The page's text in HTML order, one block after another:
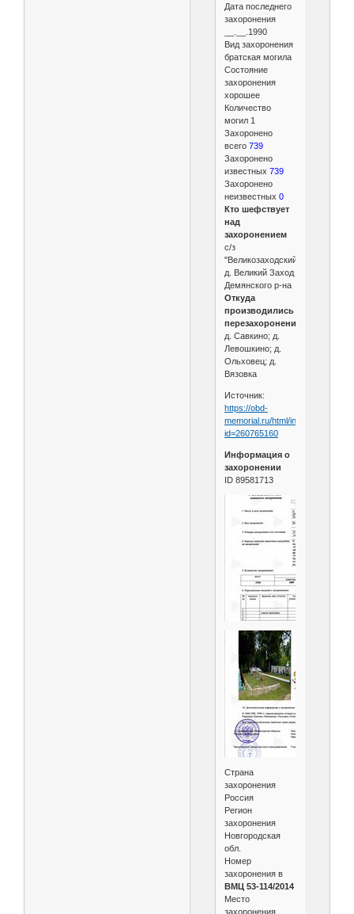
Дата последнего
захоронения
__.__.1990
Вид захоронения
братская могила
Состояние
захоронения
хорошее
Количество
могил 1
Захоронено
всего 739
Захоронено
известных 739
Захоронено
неизвестных 0
Кто шефствует
над
захоронением
с/з
"Великозаходский"
д. Великий Заход
Демянского р-на
Откуда
производились
перезахоронения
д. Савкино; д.
Левошкино; д.
Ольховец; д.
Вязовка
Источник:
https://obd-
memorial.ru/html/info.htm?
id=260765160
Информация о
захоронении
ID 89581713
Страна
захоронения
Россия
Регион
захоронения
Новгородская
обл.
Номер
захоронения в
ВМЦ 53-114/2014
Место
захоронения